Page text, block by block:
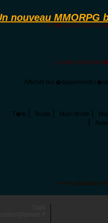
Le H�ros peut porter les
La liste comporte
Afficher les �quipements
T�te Buste Main droite
www.assassins-
nouveau